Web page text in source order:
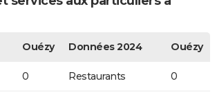
Ouézy Données 2024 Ouézy
0 Restaurants 0